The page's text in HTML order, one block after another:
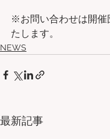
※お問い合わせは開催
たします。
NEWS
最新記事